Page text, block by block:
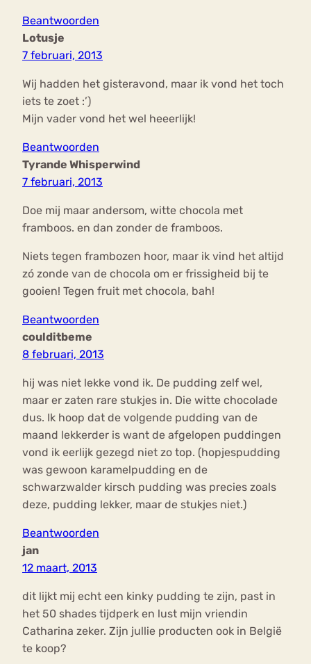
Beantwoorden
Lotusje
7 februari, 2013
Wij hadden het gisteravond, maar ik vond het toch
iets te zoet :’)
Mijn vader vond het wel heeerlijk!
Beantwoorden
Tyrande Whisperwind
7 februari, 2013
Doe mij maar andersom, witte chocola met
framboos. en dan zonder de framboos.
Niets tegen frambozen hoor, maar ik vind het altijd
zó zonde van de chocola om er frissigheid bij te
gooien! Tegen fruit met chocola, bah!
Beantwoorden
coulditbeme
8 februari, 2013
hij was niet lekke vond ik. De pudding zelf wel,
maar er zaten rare stukjes in. Die witte chocolade
dus. Ik hoop dat de volgende pudding van de
maand lekkerder is want de afgelopen puddingen
vond ik eerlijk gezegd niet zo top. (hopjespudding
was gewoon karamelpudding en de
schwarzwalder kirsch pudding was precies zoals
deze, pudding lekker, maar de stukjes niet.)
Beantwoorden
jan
12 maart, 2013
dit lijkt mij echt een kinky pudding te zijn, past in
het 50 shades tijdperk en lust mijn vriendin
Catharina zeker. Zijn jullie producten ook in België
te koop?